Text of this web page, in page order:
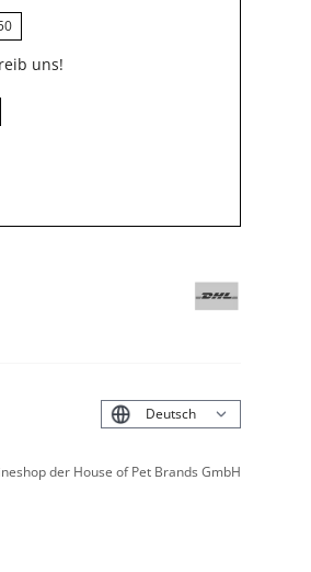
uns!
der House of Pet Brands GmbH